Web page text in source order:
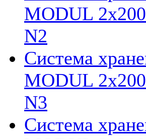
MODUL
N2
Система
MODUL
N3
Система